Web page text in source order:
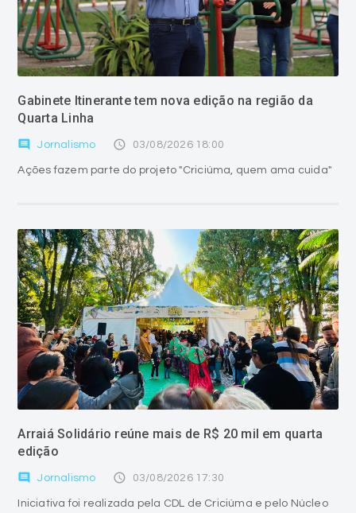
Gabinete Itinerante tem nova edição na região da
Quarta Linha
comment Jornalismo access_time 03/08/2026 18:00
Ações fazem parte do projeto "Criciúma, quem ama cuida"
Arraiá Solidário reúne mais de R$ 20 mil em quarta
edição
comment Jornalismo access_time 03/08/2026 17:30
Iniciativa foi realizada pela CDL de Criciúma e pelo Núcleo